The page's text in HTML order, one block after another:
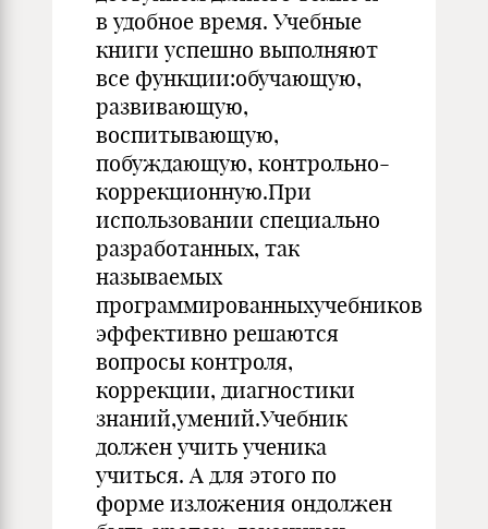
в удобное время. Учебные
книги успешно выполняют
все функции:обучающую,
развивающую,
воспитывающую,
побуждающую, контрольно-
коррекционную.При
использовании специально
разработанных, так
называемых
программированныхучебников
эффективно решаются
вопросы контроля,
коррекции, диагностики
знаний,умений.Учебник
должен учить ученика
учиться. А для этого по
форме изложения ондолжен